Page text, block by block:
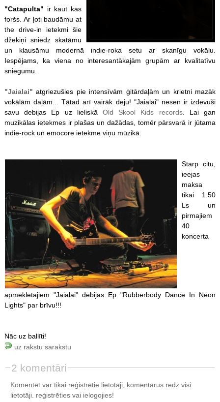
"Catapulta" ir kaut kas
foršs. Ar ļoti baudāmu at
the drive-in ietekmi šie
džekiņi sniedz skatāmu
un klausāmu modernā indie-roka setu ar skanīgu vokālu.
Iespējams, ka viena no interesantākajām grupām ar kvalitatīvu
sniegumu.
"Jaialai" atgriezušies pie intensīvām ģitārdaļām un krietni mazāk
vokālām daļām... Tātad arī vairāk deju! "Jaialai" nesen ir izdevuši
savu debijas Ep uz lieliskā Old Skool Kids records. Lai gan
muzikālas ietekmes ir plašas un dažādas, tomēr pārsvarā ir jūtama
indie-rock un emocore ietekme viņu mūzikā.
Starp citu,
ieejas
maksa
tikai 1.50
Ls un
pirmajiem
40
koncerta
apmeklētājiem "Jaialai" debijas Ep "Rubberbody Dance In Neon
Lights" par brīvu!!!
Nāc uz ballīti!
uz rakstu sarakstu
2 komentāri
Komentēt var tikai reģistrētie lietotāji, komentārus redz visi
lietotāji. reģistrētiesvai ielogojies!